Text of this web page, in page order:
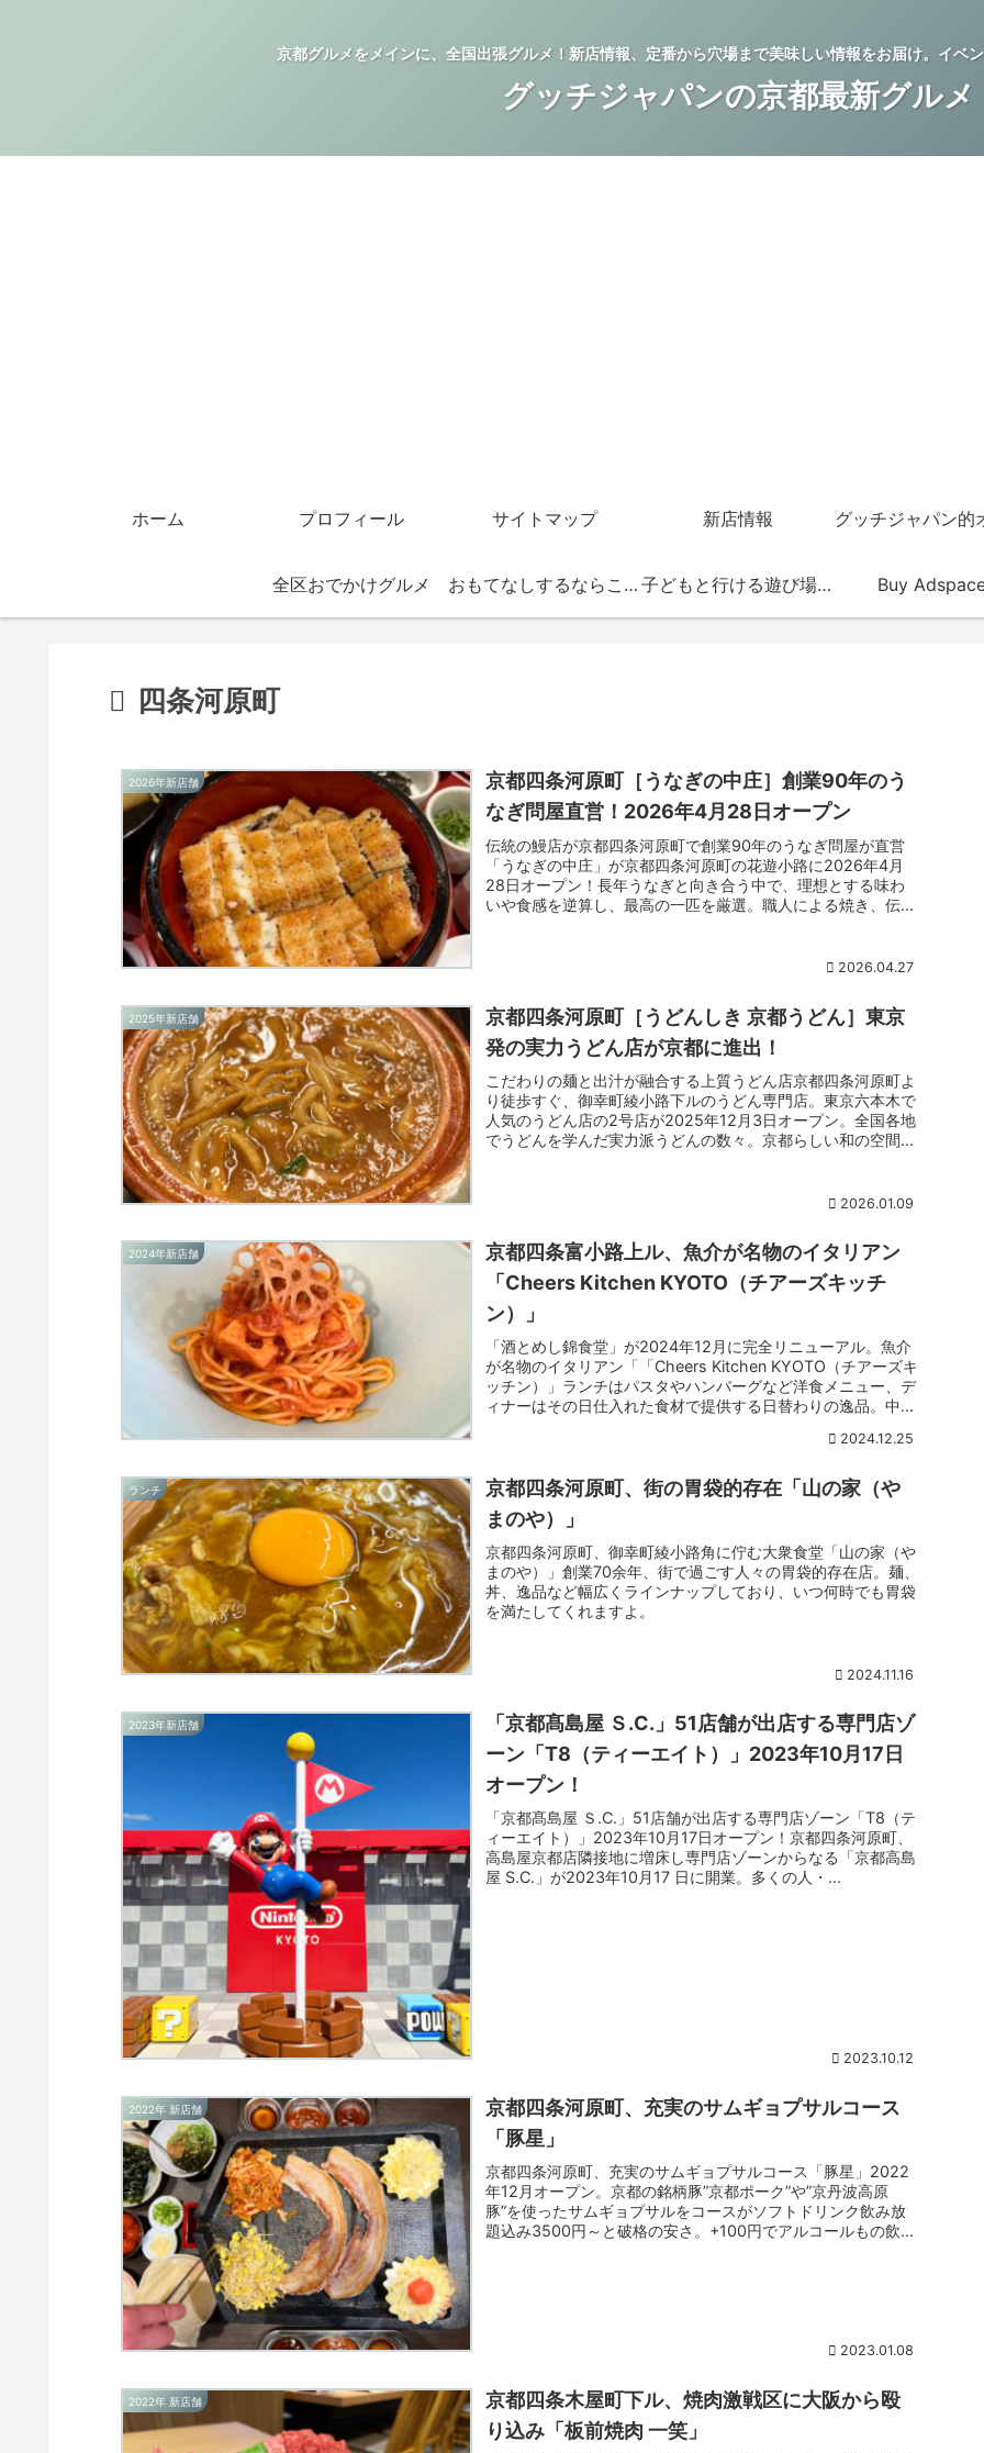
京都グルメをメインに、全国出張グルメ！新店情報、定番から穴場まで美味しい情報をお届け。イベ
グッチジャパンの京都最新グルメ
ホーム プロフィール サイトマップ 新店情報
全区おでかけグルメ おもてなしするならこの店 子どもと行ける遊び場・お店 Buy
四条河原町
2026年新店舗
京都四条河原町［うなぎの中庄］創業90年のう
なぎ問屋直営！2026年4月28日オープン
伝統の鰻店が京都四条河原町で創業90年のうなぎ問屋が直営
「うなぎの中庄」が京都四条河原町の花遊小路に2026年4月
28日オープン！長年うなぎと向き合う中で、理想とする味わ
いや食感を逆算し、最高の一匹を厳選。職人による焼き、伝統
2026.04.27
2025年新店舗
京都四条河原町［うどんしき 京都うどん］東京
発の実力うどん店が京都に進出！
こだわりの麺と出汁が融合する上質うどん店京都四条河原町よ
り徒歩すぐ、御幸町綾小路下ルのうどん専門店。東京六本木で
人気のうどん店の2号店が2025年12月3日オープン。全国各地
でうどんを学んだ実力派うどんの数々。京都らしい和の空間
2026.01.09
2024年新店舗
京都四条富小路上ル、魚介が名物のイタリアン
「Cheers Kitchen KYOTO（チアーズキッチ
ン）」
「酒とめし錦食堂」が2024年12月に完全リニューアル。魚介
が名物のイタリアン「「Cheers Kitchen KYOTO（チアーズキ
ッチン）」ランチはパスタやハンバーグなど洋食メニュー、デ
ィナーはその日仕入れた食材で提供する日替わりの逸品。中で
メニューが味わえますよ。開放感ある店内はおひとり様や団体
2024.12.25
ランチ
京都四条河原町、街の胃袋的存在「山の家（や
まのや）」
京都四条河原町、御幸町綾小路角に佇む大衆食堂「山の家（や
まのや）」創業70余年、街で過ごす人々の胃袋的存在店。麺、
丼、逸品など幅広くラインナップしており、いつ何時でも胃袋
を満たしてくれますよ。
2024.11.16
2023年新店舗
「京都髙島屋 Ｓ.C.」51店舗が出店する専門店ゾ
ーン「T8（ティーエイト）」2023年10月17日
オープン！
「京都髙島屋 Ｓ.C.」51店舗が出店する専門店ゾーン「T8（テ
ィーエイト）」2023年10月17日オープン！京都四条河原町、
高島屋京都店隣接地に増床し専門店ゾーンからなる「京都高島
屋 S.C.」が2023年10月17 日に開業。多くの人・...
2023.10.12
2022年 新店舗
京都四条河原町、充実のサムギョプサルコース
「豚星」
京都四条河原町、充実のサムギョプサルコース「豚星」2022
年12月オープン。京都の銘柄豚”京都ポーク”や”京丹波高原
豚”を使ったサムギョプサルをコースがソフトドリンク飲み放
題込み3500円～と破格の安さ。+100円でアルコールもの飲み
2023.01.08
2022年 新店舗
京都四条木屋町下ル、焼肉激戦区に大阪から殴
り込み「板前焼肉 一笑」